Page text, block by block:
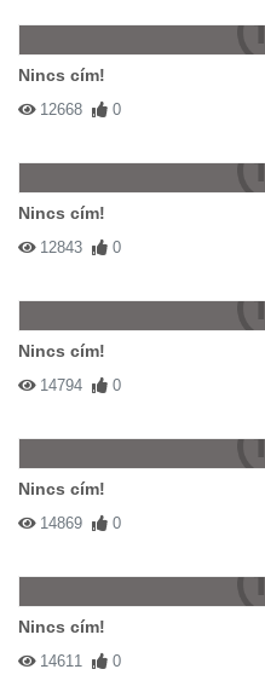
Nincs cím!
12668 0
Nincs cím!
12843 0
Nincs cím!
14794 0
Nincs cím!
14869 0
Nincs cím!
14611 0